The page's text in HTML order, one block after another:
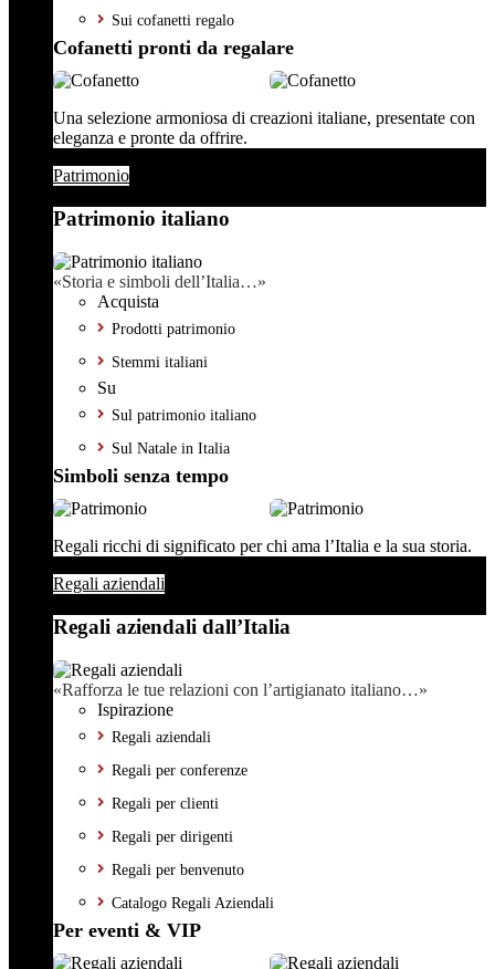
Sui cofanetti regalo
Cofanetti pronti da regalare
Una selezione armoniosa di creazioni italiane, presentate con
eleganza e pronte da offrire.
Patrimonio
Patrimonio italiano
«Storia e simboli dell’Italia…»
Acquista
Prodotti patrimonio
Stemmi italiani
Su
Sul patrimonio italiano
Sul Natale in Italia
Simboli senza tempo
Regali ricchi di significato per chi ama l’Italia e la sua storia.
Regali aziendali
Regali aziendali dall’Italia
«Rafforza le tue relazioni con l’artigianato italiano…»
Ispirazione
Regali aziendali
Regali per conferenze
Regali per clienti
Regali per dirigenti
Regali per benvenuto
Catalogo Regali Aziendali
Per eventi & VIP